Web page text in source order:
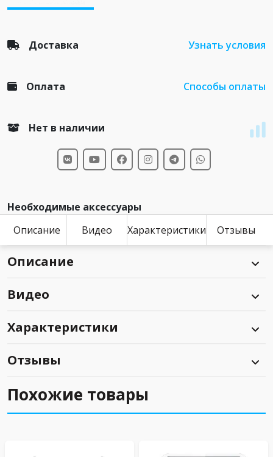
Доставка Узнать условия
Оплата Способы оплаты
Нет в наличии
Необходимые аксессуары
Описание
Видео Характеристики Отзывы
Описание
Видео
Характеристики
Отзывы
Похожие товары